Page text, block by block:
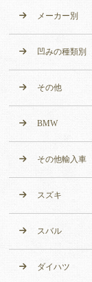
メーカー別
凹みの種類別
その他
BMW
その他輸入車
スズキ
スバル
ダイハツ